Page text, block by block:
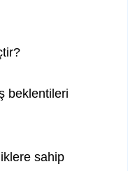
beklentileri
sahip